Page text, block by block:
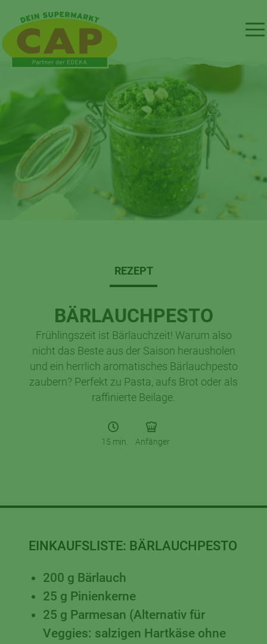
REZEPT
BÄRLAUCHPESTO
Frühlingszeit ist Bärlauchzeit! Warum also
nicht das Beste aus der Saison herausholen
und ein herrlich aromatisches Bärlauchpesto
zaubern? Perfekt zu Pasta, aufs Brot oder als
raffinierte Beilage.
15 min. Anfänger
EINKAUFSLISTE: BÄRLAUCHPESTO
200 g Bärlauch
25 g Pinienkerne
25 g Parmesan (Alternativ für
Veggies: salzigen Hartkäse ohne